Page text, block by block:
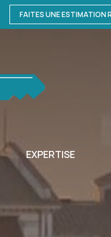
FAITES UNE ESTIMATION
EXPERTISE